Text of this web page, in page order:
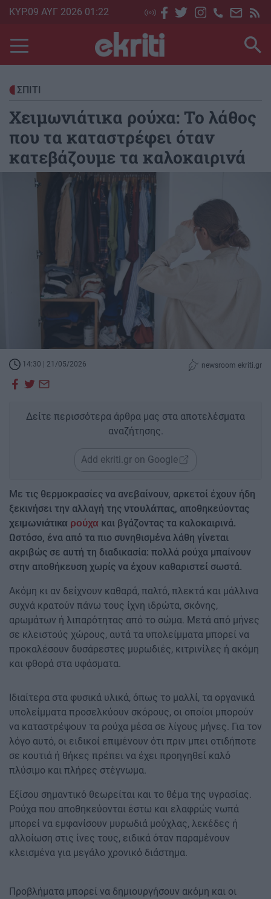
Skip
main
content
ΚΥΡ.09 ΑΥΓ 2026 01:22
ΣΠΙΤΙ
Χειμωνιάτικα ρούχα: Το λάθος
που τα καταστρέφει όταν
κατεβάζουμε τα καλοκαιρινά
14:30 | 21/05/2026 newsroom ekriti.gr
Δείτε περισσότερα άρθρα μας στα αποτελέσματα
αναζήτησης.
Add ekriti.gr on Google
Με τις θερμοκρασίες να ανεβαίνουν, αρκετοί έχουν ήδη
ξεκινήσει την αλλαγή της ντουλάπας, αποθηκεύοντας
χειμωνιάτικα ρούχα και βγάζοντας τα καλοκαιρινά.
Ωστόσο, ένα από τα πιο συνηθισμένα λάθη γίνεται
ακριβώς σε αυτή τη διαδικασία: πολλά ρούχα μπαίνουν
στην αποθήκευση χωρίς να έχουν καθαριστεί σωστά.
Ακόμη κι αν δείχνουν καθαρά, παλτό, πλεκτά και μάλλινα
συχνά κρατούν πάνω τους ίχνη ιδρώτα, σκόνης,
αρωμάτων ή λιπαρότητας από το σώμα. Μετά από μήνες
σε κλειστούς χώρους, αυτά τα υπολείμματα μπορεί να
προκαλέσουν δυσάρεστες μυρωδιές, κιτρινίλες ή ακόμη
και φθορά στα υφάσματα.
Ιδιαίτερα στα φυσικά υλικά, όπως το μαλλί, τα οργανικά
υπολείμματα προσελκύουν σκόρους, οι οποίοι μπορούν
να καταστρέψουν τα ρούχα μέσα σε λίγους μήνες. Για τον
λόγο αυτό, οι ειδικοί επιμένουν ότι πριν μπει οτιδήποτε
σε κουτιά ή θήκες πρέπει να έχει προηγηθεί καλό
πλύσιμο και πλήρες στέγνωμα.
Εξίσου σημαντικό θεωρείται και το θέμα της υγρασίας.
Ρούχα που αποθηκεύονται έστω και ελαφρώς νωπά
μπορεί να εμφανίσουν μυρωδιά μούχλας, λεκέδες ή
αλλοίωση στις ίνες τους, ειδικά όταν παραμένουν
κλεισμένα για μεγάλο χρονικό διάστημα.
Προβλήματα μπορεί να δημιουργήσουν ακόμη και οι